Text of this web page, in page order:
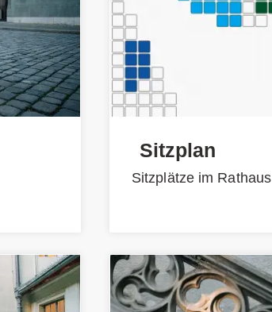
Sitzplan
Sitzplätze im Rathaus